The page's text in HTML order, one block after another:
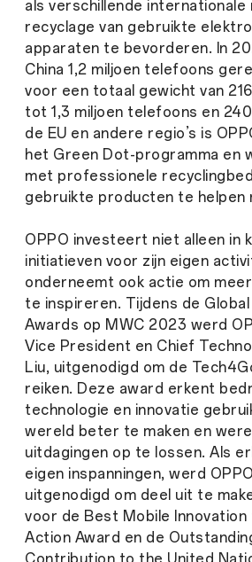
als verschillende internationale
recyclage van gebruikte
apparaten te bevorderen. In
China 1,2 miljoen telefoons
voor een totaal gewicht van
tot 1,3 miljoen telefoons en
de EU en andere regio’s is
het Green Dot-programma en
met professionele
gebruikte producten te helpen
OPPO investeert niet alleen in
initiatieven voor zijn eigen
onderneemt ook actie om
te inspireren. Tijdens de Global
Awards op MWC 2023 werd
Vice President en Chief
Liu, uitgenodigd om de
reiken. Deze award erkent
technologie en innovatie
wereld beter te maken en
uitdagingen op te lossen. Als
eigen inspanningen, werd
uitgenodigd om deel uit te
voor de Best Mobile
Action Award en de